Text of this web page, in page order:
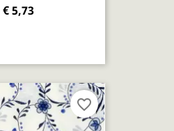
€ 5,73
favorite_border